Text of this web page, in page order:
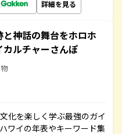
詳細を見る
神話の舞台をホロホ
ルチャーさんぽ
化を楽しく学ぶ最強のガイ
ワイの年表やキーワード集